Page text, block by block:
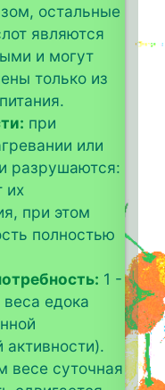
остальные
являются
и могут
только из
при
или
разрушаются:
их
при этом
полностью
1 -
веса едока
активности).
весе суточная